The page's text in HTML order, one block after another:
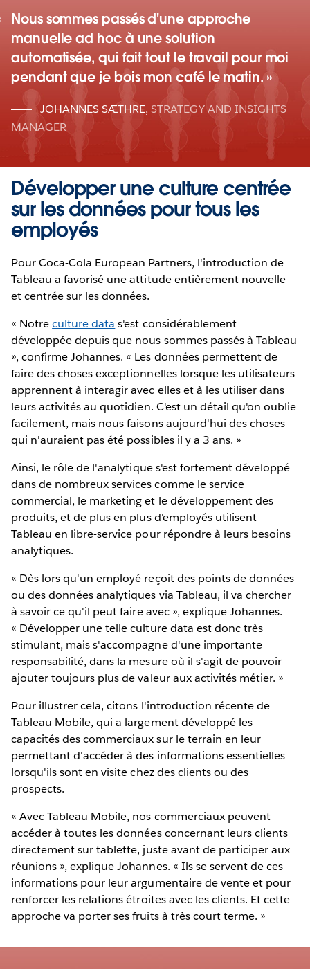
Nous sommes passés d'une approche
manuelle ad hoc à une solution
automatisée, qui fait tout le travail pour moi
pendant que je bois mon café le matin.
JOHANNES SÆTHRE, STRATEGY AND INSIGHTS
MANAGER
Développer une culture centrée
sur les données pour tous les
employés
Pour Coca-Cola European Partners, l'introduction de
Tableau a favorisé une attitude entièrement nouvelle
et centrée sur les données.
« Notreculture data s'est considérablement
développée depuis que nous sommes passés à Tableau
», confirme Johannes. « Les données permettent de
faire des choses exceptionnelles lorsque les utilisateurs
apprennent à interagir avec elles et à les utiliser dans
leurs activités au quotidien. C'est un détail qu'on oublie
facilement, mais nous faisons aujourd'hui des choses
qui n'auraient pas été possibles il y a 3 ans. »
Ainsi, le rôle de l'analytique s'est fortement développé
dans de nombreux services comme le service
commercial, le marketing et le développement des
produits, et de plus en plus d'employés utilisent
Tableau en libre-service pour répondre à leurs besoins
analytiques.
« Dès lors qu'un employé reçoit des points de données
ou des données analytiques via Tableau, il va chercher
à savoir ce qu'il peut faire avec », explique Johannes.
« Développer une telle culture data est donc très
stimulant, mais s'accompagne d'une importante
responsabilité, dans la mesure où il s'agit de pouvoir
ajouter toujours plus de valeur aux activités métier. »
Pour illustrer cela, citons l'introduction récente de
Tableau Mobile, qui a largement développé les
capacités des commerciaux sur le terrain en leur
permettant d'accéder à des informations essentielles
lorsqu'ils sont en visite chez des clients ou des
prospects.
« Avec Tableau Mobile, nos commerciaux peuvent
accéder à toutes les données concernant leurs clients
directement sur tablette, juste avant de participer aux
réunions », explique Johannes. « Ils se servent de ces
informations pour leur argumentaire de vente et pour
renforcer les relations étroites avec les clients. Et cette
approche va porter ses fruits à très court terme. »